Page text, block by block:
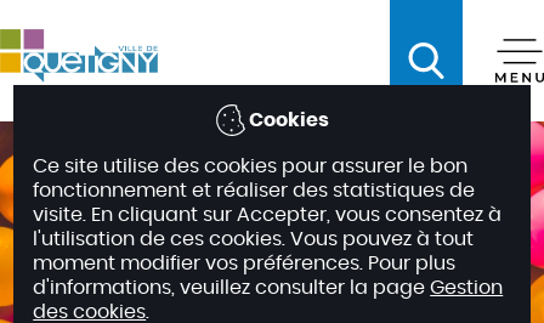
c
c
e
r
a
m
Cookies
Ce site utilise des cookies pour assurer le bon
fonctionnement et réaliser des statistiques de
visite. En cliquant sur Accepter, vous consentez à
l'utilisation de ces cookies. Vous pouvez à tout
moment modifier vos préférences. Pour plus
d'informations, veuillez consulter la pageGestion
des cookies.